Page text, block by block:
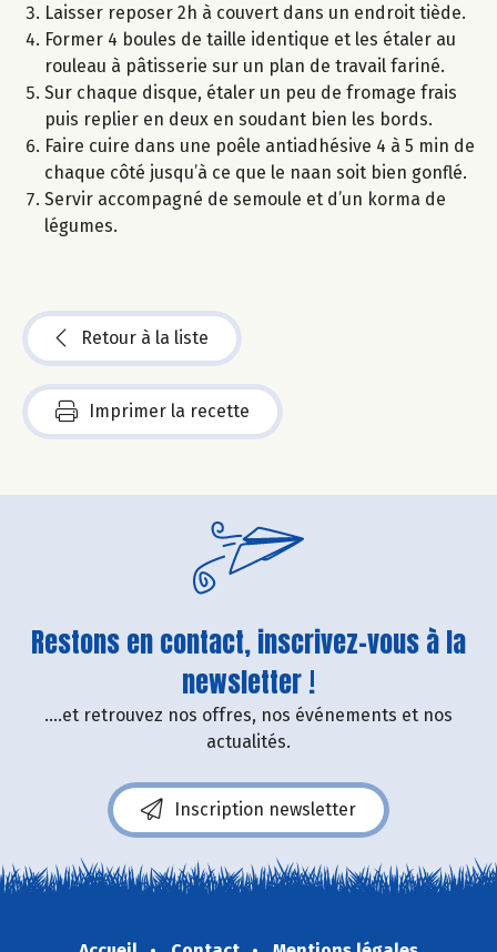
Laisser reposer 2h à couvert dans un endroit tiède.
Former 4 boules de taille identique et les étaler au
rouleau à pâtisserie sur un plan de travail fariné.
Sur chaque disque, étaler un peu de fromage frais
puis replier en deux en soudant bien les bords.
Faire cuire dans une poêle antiadhésive 4 à 5 min de
chaque côté jusqu’à ce que le naan soit bien gonflé.
Servir accompagné de semoule et d’un korma de
légumes.
Retour à la liste
Imprimer la recette
Restons en contact, inscrivez-vous à la
newsletter !
....et retrouvez nos offres, nos événements et nos
actualités.
Inscription newsletter